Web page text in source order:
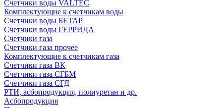
Счетчики воды VALTEC
Комплектующие к счетчикам воды
Счетчики воды БЕТАР
Счетчики воды ГЕРРИДА
Счетчики газа
Счетчики газа прочее
Комплектующие к счетчикам газа
Счетчики газа ВК
Счетчики газа СГБМ
Счетчики газа СГД
РТИ, асбопродукция, полиуретан и др.
Асбопродукция